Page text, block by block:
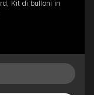
Kit di bulloni in